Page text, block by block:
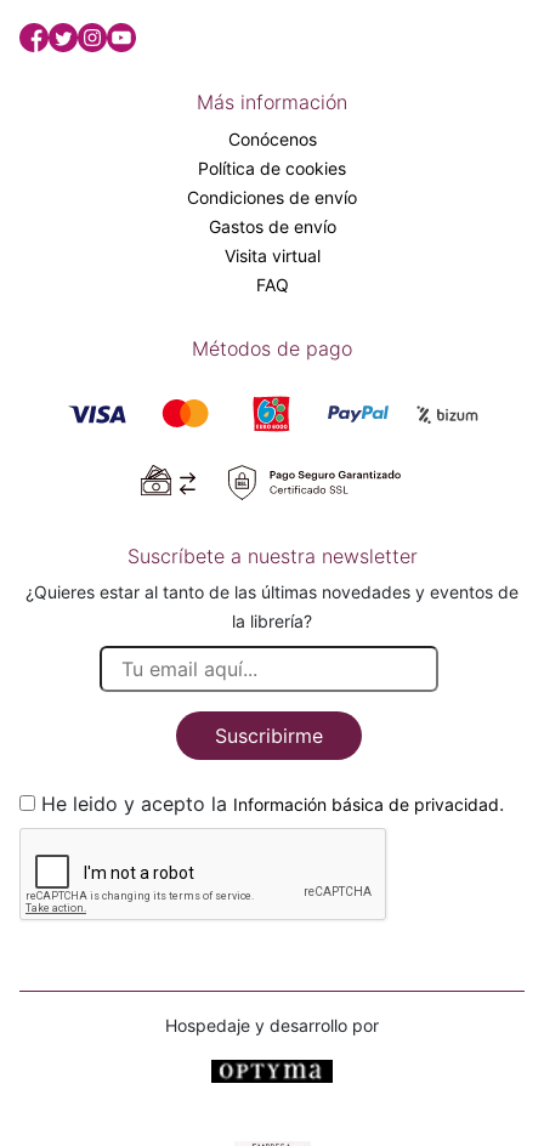
Más información
Conócenos
Política de cookies
Condiciones de envío
Gastos de envío
Visita virtual
FAQ
Métodos de pago
Suscríbete a nuestra newsletter
¿Quieres estar al tanto de las últimas novedades y eventos de
la librería?
Suscribirme
He leido y acepto la Información básica de privacidad.
Hospedaje y desarrollo por